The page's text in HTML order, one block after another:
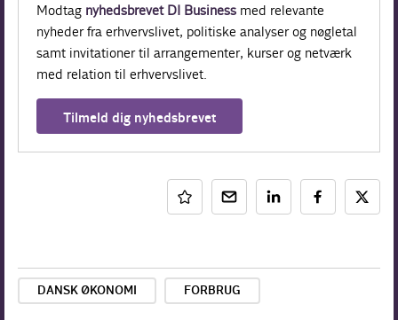
Modtag nyhedsbrevet DI Business med relevante
nyheder fra erhvervslivet, politiske analyser og nøgletal
samt invitationer til arrangementer, kurser og netværk
med relation til erhvervslivet.
Tilmeld dig nyhedsbrevet
DANSK ØKONOMI FORBRUG